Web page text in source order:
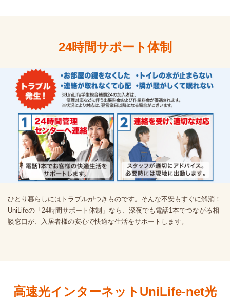
24時間サポート体制
ひとり暮らしにはトラブルがつきものです。そんな不安もすぐに解消！
UniLifeの「24時間サポート体制」なら、深夜でも電話1本でつながる相
談窓口が、入居者様の安心で快適な生活をサポートします。
高速光インターネットUniLife-net光